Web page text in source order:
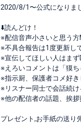
2020/8/1〜公式になりま
⬇️読んどけ！
※配信音声小さいと思う方
※不具合報告は1度更新し
※宣伝してほしい人はまず
※えろいコメントは「獏
※指示厨、保護者コメ好き
※リスナー同士で会話続
※他の配信者の話題、挨拶
プレゼント,お手紙の送り